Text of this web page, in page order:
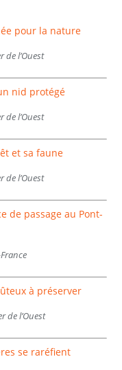
pour la nature
de l’Ouest
nid protégé
de l’Ouest
et sa faune
de l’Ouest
de passage au Pont-
à préserver
de l’Ouest
se raréfient